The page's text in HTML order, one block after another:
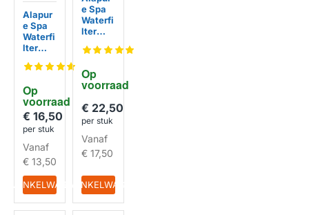
HUISMERK
Op
voorraad
Alapur
e Spa
Waterfi
lter
PP200
6540-
502
€ 16,50
per stuk
Vanaf
€ 13,50
IN WINKELWAGEN
HUISMERK
Op
voorraad
e Spa
Waterfi
lter
/
/ 4CH-
949
€ 22,50
per stuk
Vanaf
€ 17,50
IN WINKELWAGEN